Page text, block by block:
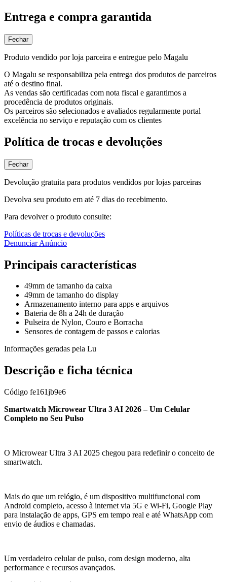
Entrega e compra garantida
Fechar
Produto vendido por loja parceira e entregue pelo Magalu
O Magalu se responsabiliza pela entrega dos produtos de parceiros
até o destino final.
As vendas são certificadas com nota fiscal e garantimos a
procedência de produtos originais.
Os parceiros são selecionados e avaliados regularmente portal
excelência no serviço e reputação com os clientes
Política de trocas e devoluções
Fechar
Devolução gratuita para produtos vendidos por lojas parceiras
Devolva seu produto em até 7 dias do recebimento.
Para devolver o produto consulte:
Políticas de trocas e devoluções
Denunciar Anúncio
Principais características
49mm de tamanho da caixa
49mm de tamanho do display
Armazenamento interno para apps e arquivos
Bateria de 8h a 24h de duração
Pulseira de Nylon, Couro e Borracha
Sensores de contagem de passos e calorias
Informações geradas pela Lu
Descrição e ficha técnica
Código fe161jb9e6
Smartwatch Microwear Ultra 3 AI 2026 – Um Celular
Completo no Seu Pulso
O Microwear Ultra 3 AI 2025 chegou para redefinir o conceito de
smartwatch.
Mais do que um relógio, é um dispositivo multifuncional com
Android completo, acesso à internet via 5G e Wi-Fi, Google Play
para instalação de apps, GPS em tempo real e até WhatsApp com
envio de áudios e chamadas.
Um verdadeiro celular de pulso, com design moderno, alta
performance e recursos avançados.